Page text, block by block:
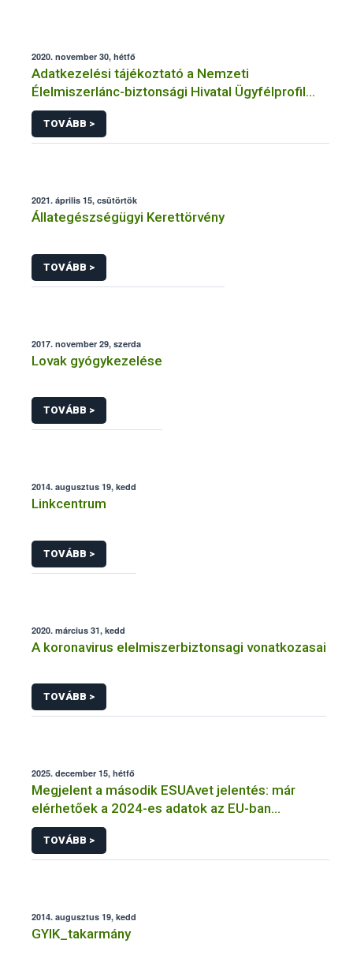
2020. november 30, hétfő
Adatkezelési tájékoztató a Nemzeti
Élelmiszerlánc-biztonsági Hivatal Ügyfélprofil
Rendszerben állatgyógyászati termékek
témakörben közhatalmi eljárásaihoz kapcsolódó
adatkezeléséhez
TOVÁBB >
2021. április 15, csütörtök
Állategészségügyi Kerettörvény
TOVÁBB >
2017. november 29, szerda
Lovak gyógykezelése
TOVÁBB >
2014. augusztus 19, kedd
Linkcentrum
TOVÁBB >
2020. március 31, kedd
A koronavirus elelmiszerbiztonsagi vonatkozasai
TOVÁBB >
2025. december 15, hétfő
Megjelent a második ESUAvet jelentés: már
elérhetőek a 2024-es adatok az EU-ban
értékesített és felhasznált állatgyógyászati
antimikrobiális szerekről
TOVÁBB >
2014. augusztus 19, kedd
GYIK_takarmány